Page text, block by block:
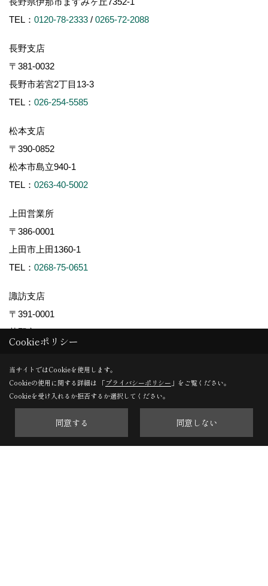
TEL： 0120-78-2333 / 0265-72-2088
長野支店
〒381-0032
長野市若宮2丁目13-3
TEL： 026-254-5585
松本支店
〒390-0852
松本市島立940-1
TEL： 0263-40-5002
上田営業所
〒386-0001
上田市上田1360-1
TEL： 0268-75-0651
諏訪支店
〒391-0001
茅野市ちの2767-2
軽井沢支店
〒389-0111
Cookieポリシー
当サイトではCookieを使用します。
Cookieの使用に関する詳細は 「プライバシーポリシー 」をご覧ください。
Cookieを受け入れるか拒否するか選択してください。
同意する 同意しない